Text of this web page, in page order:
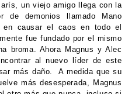
un viejo amigo llega con la
de demonios llamado Mano
en causar el caos en todo el
fue fundado por el mismo
broma. Ahora Magnus y Alec
al nuevo líder de este
más daño.
A medida que su
más desesperada, Magnus